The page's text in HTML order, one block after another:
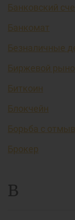
Банковский
Банкомат
Безналичные
Биржевой
Биткоин
Блокчейн
Борьба с
Брокер
В